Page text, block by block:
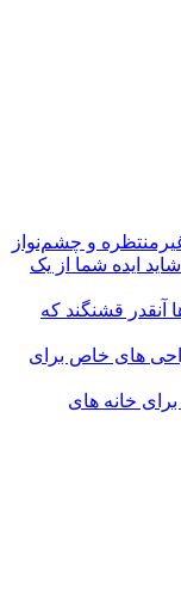
و چشم‌نواز
ایده شما از یک
آنقدر قشنگند که
های خاص برای
خانه های